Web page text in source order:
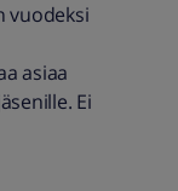
vuodeksi
asiaa
Ei